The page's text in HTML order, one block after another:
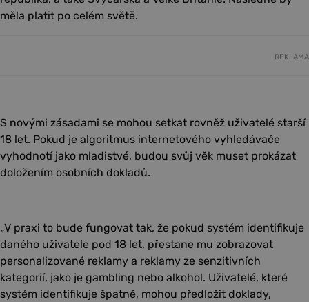
měla platit po celém světě.
REKLAMA
S novými zásadami se mohou setkat rovněž uživatelé starší
18 let. Pokud je algoritmus internetového vyhledávače
vyhodnotí jako mladistvé, budou svůj věk muset prokázat
doložením osobních dokladů.
„V praxi to bude fungovat tak, že pokud systém identifikuje
daného uživatele pod 18 let, přestane mu zobrazovat
personalizované reklamy a reklamy ze senzitivních
kategorií, jako je gambling nebo alkohol. Uživatelé, které
systém identifikuje špatně, mohou předložit doklady,